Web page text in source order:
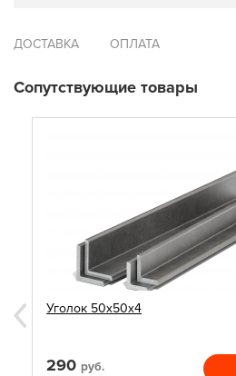
ДОСТАВКА ОПЛАТА
Сопутствующие товары
Уголок 50х50х4
290 руб.